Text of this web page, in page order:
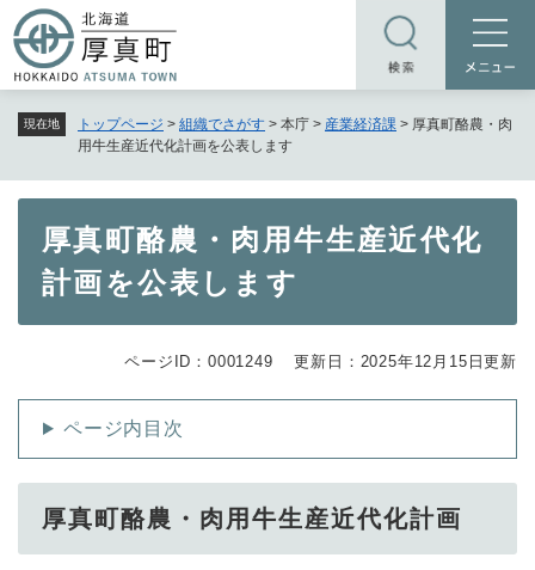
ー
ジ
で
現在地 トップページ > 組織でさがす > 本庁 > 産業経済課 > 厚真町酪農・肉
用牛生産近代化計画を公表します
厚真町酪農・肉用牛生産近代化
計画を公表します
ページID：0001249 更新日：2025年12月15日更新
ページ内目次
厚真町酪農・肉用牛生産近代化計画